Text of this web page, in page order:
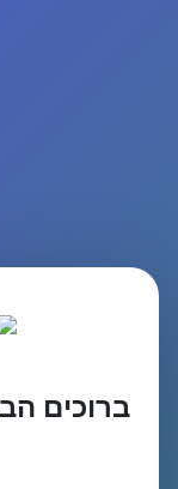
ברוכים